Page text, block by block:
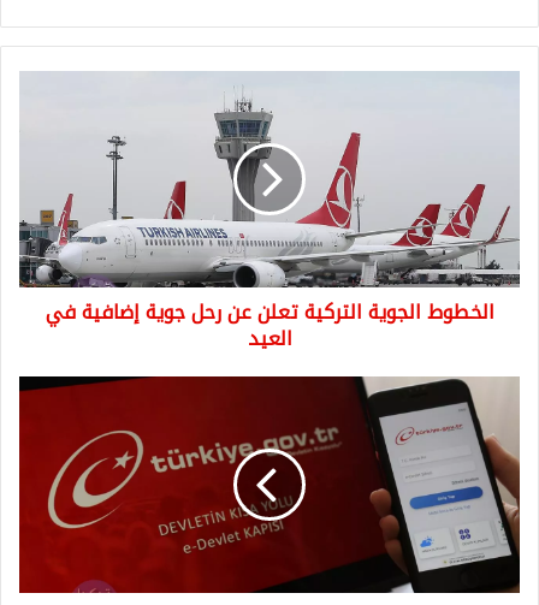
رحل
جوية
إضافية
في
العيدالخطوط الجوية التركية تعلن عن رحل جوية إضافية في
العيد
التسجيل
رحلات
العمرة
والقدس
عن
طريق
اي
دولات